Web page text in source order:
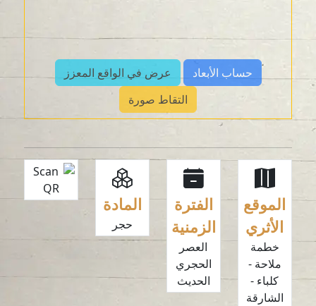
حساب الأبعاد
عرض في الواقع المعزز
التقاط صورة
الموقع
الأثري
خطمة
ملاحة -
كلباء -
الشارقة
الفترة
الزمنية
العصر
الحجري
الحديث
المادة
حجر